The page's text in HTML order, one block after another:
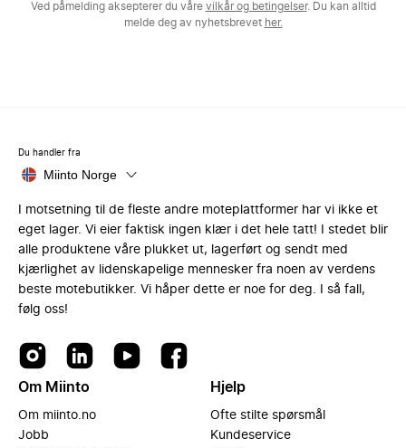
Ved påmelding aksepterer du våre vilkår og betingelser. Du kan alltid
melde deg av nyhetsbrevet her.
Du handler fra
Miinto Norge
I motsetning til de fleste andre moteplattformer har vi ikke et
eget lager. Vi eier faktisk ingen klær i det hele tatt! I stedet blir
alle produktene våre plukket ut, lagerført og sendt med
kjærlighet av lidenskapelige mennesker fra noen av verdens
beste motebutikker. Vi håper dette er noe for deg. I så fall,
følg oss!
Om Miinto
Om miinto.no
Jobb
Hjelp
Ofte stilte spørsmål
Kundeservice